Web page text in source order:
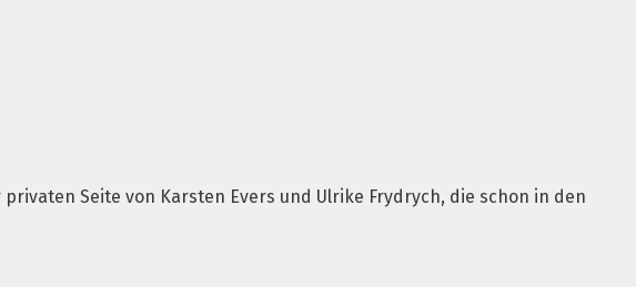
Seite von Karsten Evers und Ulrike Frydrych, die schon in den